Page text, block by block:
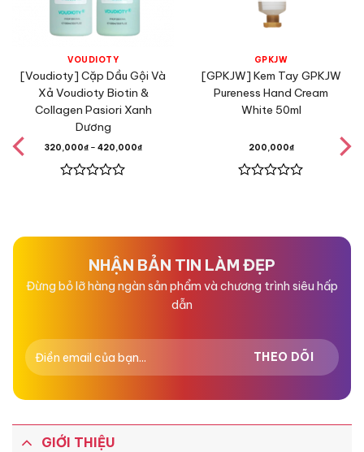
VOUDIOTY
[Voudioty] Cặp Dầu Gội Và
Xả Voudioty Biotin &
Collagen Pasiori Xanh
Dương
320,000₫– 420,000₫
5
GPKJW
[GPKJW] Kem Tay GPKJW
Pureness Hand Cream
White 50ml
200,000₫
5
NHẬN BẢN TIN LÀM ĐẸP
Đừng bỏ lỡ hàng ngàn sản phẩm và chương trình siêu hấp
dẫn
GIỚI THIỆU